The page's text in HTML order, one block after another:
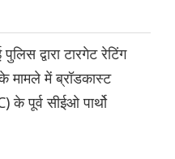
द्वारा टारगेट रेटिंग
मामले में ब्रॉडकास्ट
पूर्व सीईओ पार्थो